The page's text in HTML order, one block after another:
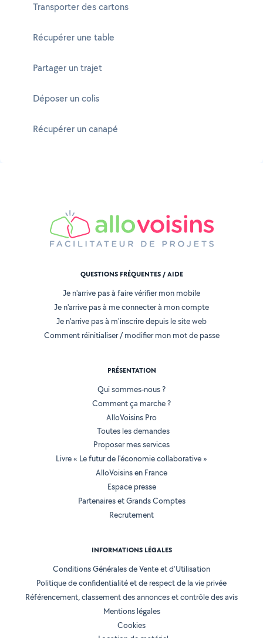
Transporter des cartons
Récupérer une table
Partager un trajet
Déposer un colis
Récupérer un canapé
QUESTIONS FRÉQUENTES / AIDE
Je n'arrive pas à faire vérifier mon mobile
Je n'arrive pas à me connecter à mon compte
Je n'arrive pas à m'inscrire depuis le site web
Comment réinitialiser / modifier mon mot de passe
PRÉSENTATION
Qui sommes-nous ?
Comment ça marche ?
AlloVoisins Pro
Toutes les demandes
Proposer mes services
Livre « Le futur de l'économie collaborative »
AlloVoisins en France
Espace presse
Partenaires et Grands Comptes
Recrutement
INFORMATIONS LÉGALES
Conditions Générales de Vente et d'Utilisation
Politique de confidentialité et de respect de la vie privée
Référencement, classement des annonces et contrôle des avis
Mentions légales
Cookies